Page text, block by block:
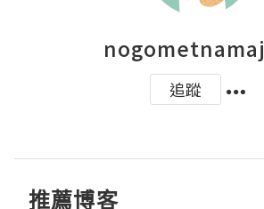
追蹤
推薦博客